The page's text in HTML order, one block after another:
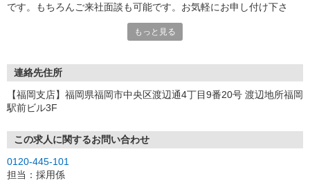
です。もちろんご来社面談も可能です。お気軽にお申し付け下さ
もっと見る
連絡先住所
【福岡支店】福岡県福岡市中央区渡辺通4丁目9番20号 渡辺地所福岡
駅前ビル3F
この求人に関するお問い合わせ
0120-445-101
担当：採用係